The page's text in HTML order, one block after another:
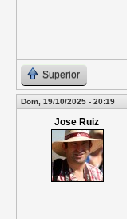
Superior
Dom, 19/10/2025 - 20:19
Jose Ruiz